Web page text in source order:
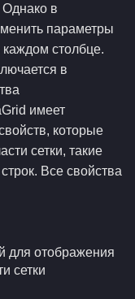
Однако в
параметры
столбце.
в
имеет
которые
сетки, такие
Все свойства
для отображения
сетки